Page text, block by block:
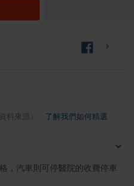
料來源） 了解我們如何精選
，汽車則可停醫院的收費停車